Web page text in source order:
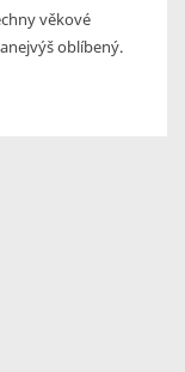
věkové
oblíbený.